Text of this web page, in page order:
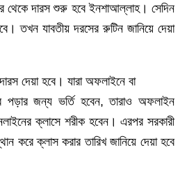
দারস শুরু হবে ইনশাআল্লাহ। সেদিন
তখন যাবতীয় দরসের রুটিন জানিয়ে দেয়া
দেয়া হবে। যারা অফলাইনে বা
পড়ার জন্য ভর্তি হবেন, তারাও অফলাইন
ক্লাসে শরীক হবেন। এরপর সরকারী
করে ক্লাস করার তারিখ জানিয়ে দেয়া হবে